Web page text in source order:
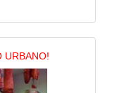
URBANO!